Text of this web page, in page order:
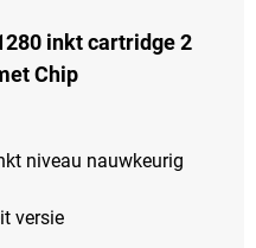
inkt cartridge 2
Chip
niveau nauwkeurig
versie